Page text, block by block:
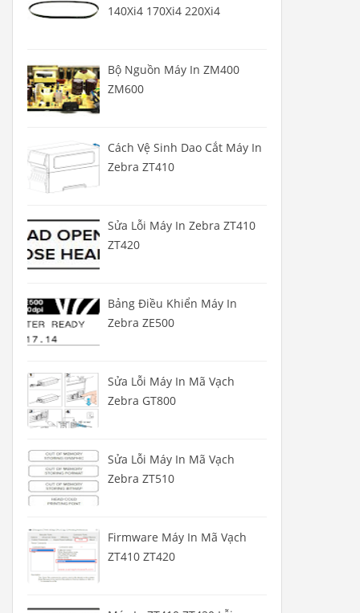
140Xi4 170Xi4 220Xi4
Bộ Nguồn Máy In ZM400
ZM600
Cách Vệ Sinh Dao Cắt Máy In
Zebra ZT410
Sửa Lỗi Máy In Zebra ZT410
ZT420
Bảng Điều Khiển Máy In
Zebra ZE500
Sửa Lỗi Máy In Mã Vạch
Zebra GT800
Sửa Lỗi Máy In Mã Vạch
Zebra ZT510
Firmware Máy In Mã Vạch
ZT410 ZT420